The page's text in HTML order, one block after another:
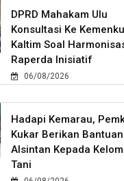
DPRD Mahakam Ulu
Konsultasi Ke
Kaltim Soal
Raperda Inisiatif
06/08/2026
Hadapi Kemarau,
Kukar Berikan
Alsintan Kepada
Tani